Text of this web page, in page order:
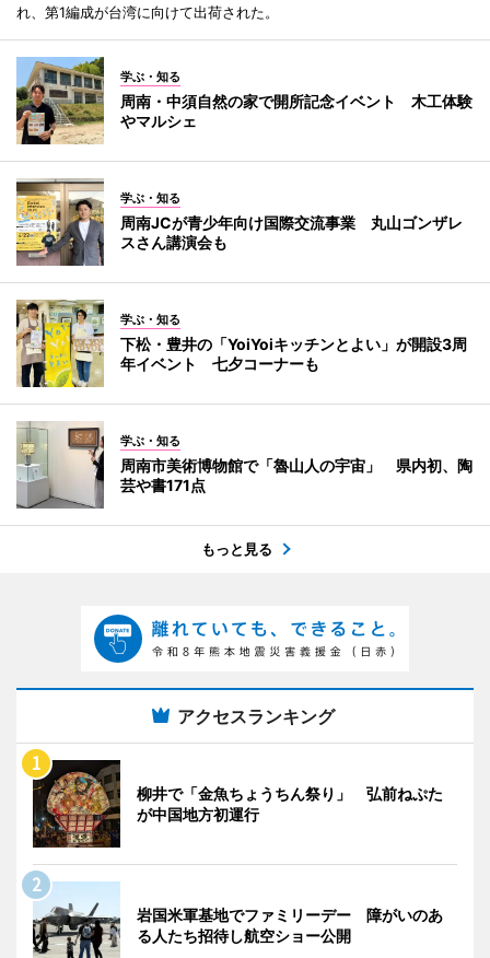
れ、第1編成が台湾に向けて出荷された。
学ぶ・知る
周南・中須自然の家で開所記念イベント 木工体験
やマルシェ
学ぶ・知る
周南JCが青少年向け国際交流事業 丸山ゴンザレ
スさん講演会も
学ぶ・知る
下松・豊井の「YoiYoiキッチンとよい」が開設3周
年イベント 七夕コーナーも
学ぶ・知る
周南市美術博物館で「魯山人の宇宙」 県内初、陶
芸や書171点
もっと見る
アクセスランキング
柳井で「金魚ちょうちん祭り」 弘前ねぷた
が中国地方初運行
岩国米軍基地でファミリーデー 障がいのあ
る人たち招待し航空ショー公開